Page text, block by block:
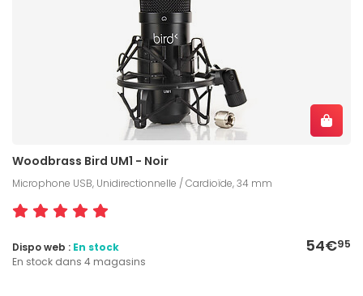
Woodbrass Bird UM1 - Noir
Microphone USB, Unidirectionnelle / Cardioïde, 34 mm
54€95
Dispo web : En stock
En stock dans 4 magasins